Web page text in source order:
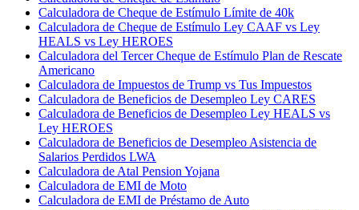
Calculadora de Cheque de Estímulo Límite de 40k
Calculadora de Cheque de Estímulo Ley CAAF vs Ley
HEALS vs Ley HEROES
Calculadora del Tercer Cheque de Estímulo Plan de Rescate
Americano
Calculadora de Impuestos de Trump vs Tus Impuestos
Calculadora de Beneficios de Desempleo Ley CARES
Calculadora de Beneficios de Desempleo Ley HEALS vs
Ley HEROES
Calculadora de Beneficios de Desempleo Asistencia de
Salarios Perdidos LWA
Calculadora de Atal Pension Yojana
Calculadora de EMI de Moto
Calculadora de EMI de Préstamo de Auto